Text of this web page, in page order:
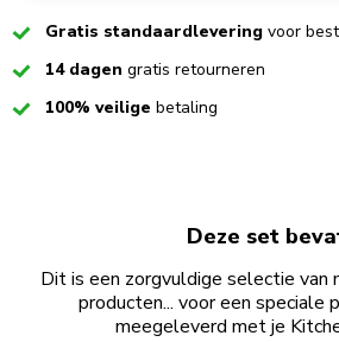
CheckedGratis standaardlevering voor
Checked14 dagen gratis retourneren
Checked100% veilige betaling
Deze set
Dit is een zorgvuldige selectie van
producten... voor een speciale
meegeleverd met je